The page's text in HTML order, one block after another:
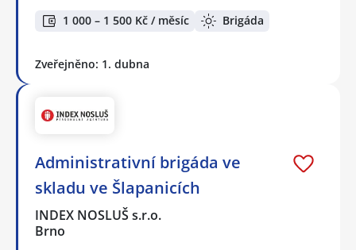
1 000 – 1 500 Kč / měsíc Brigáda
Zveřejněno: 1. dubna
Administrativní brigáda ve
skladu ve Šlapanicích
INDEX NOSLUŠ s.r.o.
Brno